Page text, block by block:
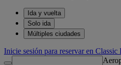
Ida y vuelta
Solo ida
Múltiples ciudades
Inicie sesión para reservar en Classic